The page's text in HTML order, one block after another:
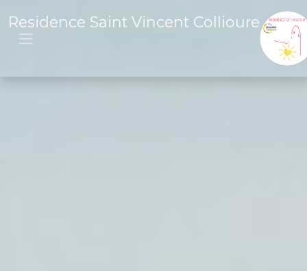
Residence Saint Vincent Collioure